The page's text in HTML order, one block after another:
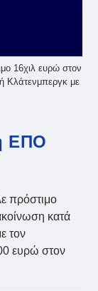
16χιλ ευρώ στον
Κλάτενμπεργκ με
ΕΠΟ
πρόστιμο
κατά
τον
ευρώ στον